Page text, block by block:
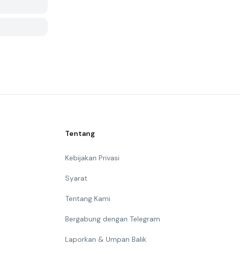
Tentang
Kebijakan Privasi
Syarat
Tentang Kami
Bergabung dengan Telegram
Laporkan & Umpan Balik